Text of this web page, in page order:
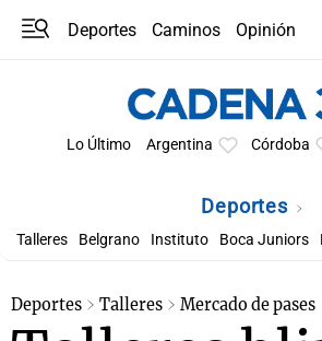
Deportes Caminos
Opinión
Lo Último Argentina Córdoba
Deportes
Talleres Belgrano Instituto Boca Juniors
Deportes Talleres Mercado de pases